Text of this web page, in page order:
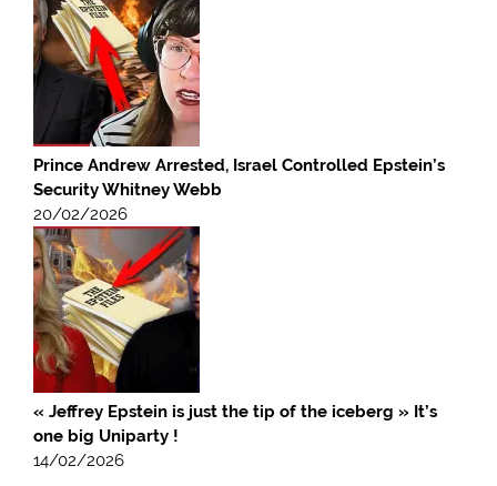
Prince Andrew Arrested, Israel Controlled Epstein’s
Security Whitney Webb
20/02/2026
« Jeffrey Epstein is just the tip of the iceberg » It’s
one big Uniparty !
14/02/2026